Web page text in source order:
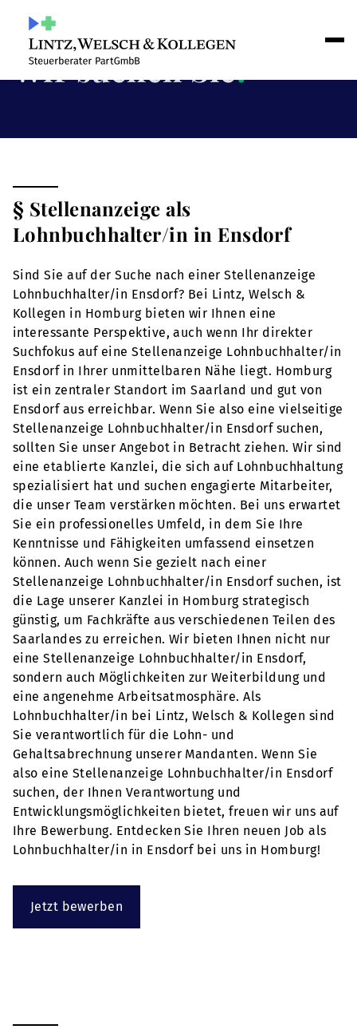
Wir suchen Sie!
§ Stellenanzeige als
Lohnbuchhalter/in in Ensdorf
Sind Sie auf der Suche nach einer Stellenanzeige
Lohnbuchhalter/in Ensdorf? Bei Lintz, Welsch &
Kollegen in Homburg bieten wir Ihnen eine
interessante Perspektive, auch wenn Ihr direkter
Suchfokus auf eine Stellenanzeige Lohnbuchhalter/in
Ensdorf in Ihrer unmittelbaren Nähe liegt. Homburg
ist ein zentraler Standort im Saarland und gut von
Ensdorf aus erreichbar. Wenn Sie also eine vielseitige
Stellenanzeige Lohnbuchhalter/in Ensdorf suchen,
sollten Sie unser Angebot in Betracht ziehen. Wir sind
eine etablierte Kanzlei, die sich auf Lohnbuchhaltung
spezialisiert hat und suchen engagierte Mitarbeiter,
die unser Team verstärken möchten. Bei uns erwartet
Sie ein professionelles Umfeld, in dem Sie Ihre
Kenntnisse und Fähigkeiten umfassend einsetzen
können. Auch wenn Sie gezielt nach einer
Stellenanzeige Lohnbuchhalter/in Ensdorf suchen, ist
die Lage unserer Kanzlei in Homburg strategisch
günstig, um Fachkräfte aus verschiedenen Teilen des
Saarlandes zu erreichen. Wir bieten Ihnen nicht nur
eine Stellenanzeige Lohnbuchhalter/in Ensdorf,
sondern auch Möglichkeiten zur Weiterbildung und
eine angenehme Arbeitsatmosphäre. Als
Lohnbuchhalter/in bei Lintz, Welsch & Kollegen sind
Sie verantwortlich für die Lohn- und
Gehaltsabrechnung unserer Mandanten. Wenn Sie
also eine Stellenanzeige Lohnbuchhalter/in Ensdorf
suchen, der Ihnen Verantwortung und
Entwicklungsmöglichkeiten bietet, freuen wir uns auf
Ihre Bewerbung. Entdecken Sie Ihren neuen Job als
Lohnbuchhalter/in in Ensdorf bei uns in Homburg!
Jetzt bewerben